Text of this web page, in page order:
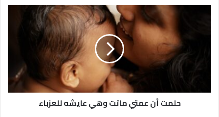
حلمت أن عمتي ماتت وهي عايشه للعزباء